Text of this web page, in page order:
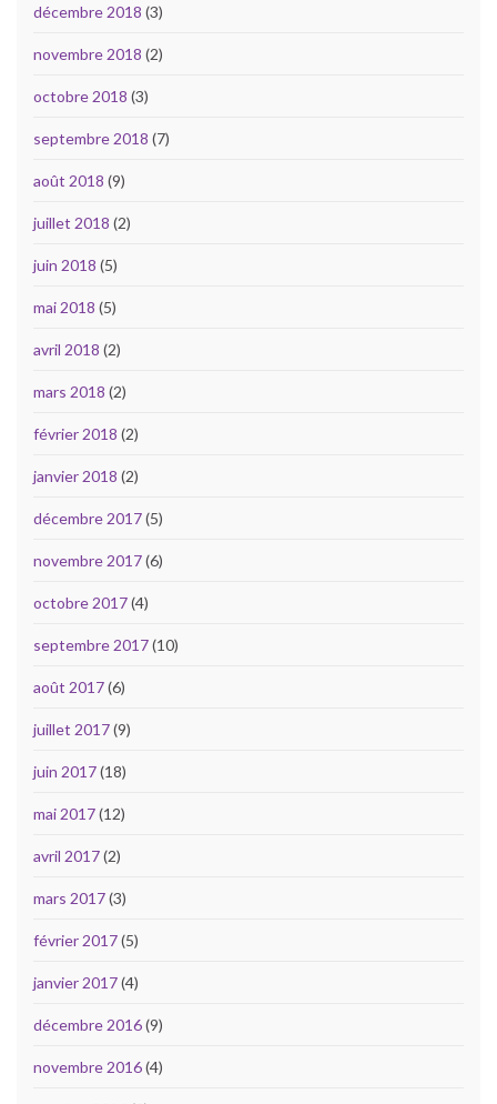
décembre 2018 (3)
novembre 2018 (2)
octobre 2018 (3)
septembre 2018 (7)
août 2018 (9)
juillet 2018 (2)
juin 2018 (5)
mai 2018 (5)
avril 2018 (2)
mars 2018 (2)
février 2018 (2)
janvier 2018 (2)
décembre 2017(5)
novembre 2017(6)
octobre 2017(4)
septembre 2017(10)
août 2017(6)
juillet 2017(9)
juin 2017(18)
mai 2017(12)
avril 2017(2)
mars 2017(3)
février 2017(5)
janvier 2017(4)
décembre 2016(9)
novembre 2016(4)